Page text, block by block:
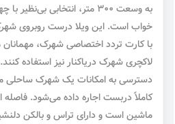
خواب است. این ویلا درست روبروی شهرک
با کارت تردد اختصاصی شهرک،
لاکچری شهرک دریاکنار نیز استفاده کنند.
دسترسی به امکانات یک شهرک ساحلی
ماشین است و دارای تراس و بالکن